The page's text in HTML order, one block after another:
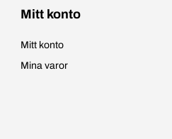
Mitt konto
Mitt konto
Mina varor